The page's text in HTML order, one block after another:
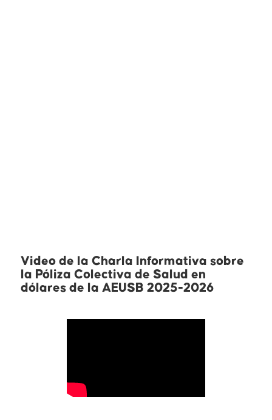
Video de la Charla Informativa sobre
la Póliza Colectiva de Salud en
dólares de la AEUSB 2025-2026